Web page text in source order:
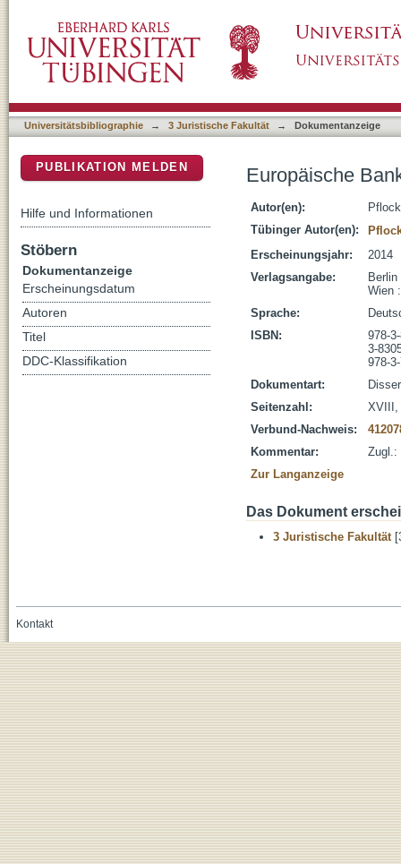
Universitätsbibliographie → 3 Juristische Fakultät → Dokumentanzeige
Europäische
Autor(en):
Tübinger Autor(en):
Erscheinungsjahr:
2014
Verlagsangabe:
Wien
Sprache:
ISBN:
978-
3-
978-
Dokumentart:
Seitenzahl:
XVIII,
Verbund-Nachweis:
Kommentar:
Zugl.:
Zur Langanzeige
Das Dokument
3 Juristische Fakultät
PUBLIKATION MELDEN
Hilfe und Informationen
Stöbern
Dokumentanzeige
Erscheinungsdatum
Autoren
Titel
DDC-Klassifikation
Kontakt